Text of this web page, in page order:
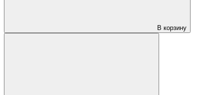
В корзину